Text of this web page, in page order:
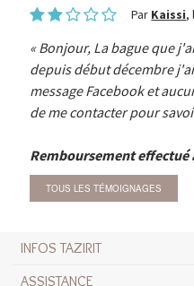
Par Kaissi,
Bonjour, La bague que
depuis début décembre
message Facebook et
de me contacter pour
Remboursement
TOUS LES TÉMOIGNAGES
INFOS TAZIRIT
ASSISTANCE